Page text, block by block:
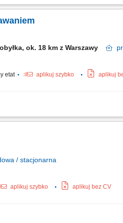
CNC; Samodzielne przezbrajanie i
ok. 18 km z Warszawy
etat aplikuj szybko aplikuj
zleceń produkcyjnych zgodnie z
/ stacjonarna
aplikuj szybko aplikuj bez CV